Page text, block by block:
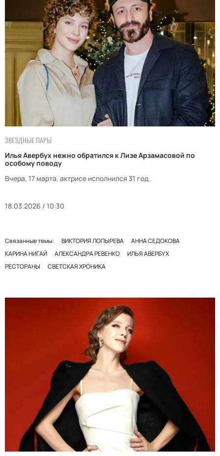
ЗВЕЗДНЫЕ ПАРЫ
Илья Авербух нежно обратился к Лизе Арзамасовой по
особому поводу
Вчера, 17 марта, актрисе исполнился 31 год.
18.03.2026 / 10:30
Связанные темы: ВИКТОРИЯ ЛОПЫРЕВА
АННА СЕДОКОВА
КАРИНА НИГАЙ
АЛЕКСАНДРА РЕВЕНКО
ИЛЬЯ АВЕРБУХ
РЕСТОРАНЫ
СВЕТСКАЯ ХРОНИКА